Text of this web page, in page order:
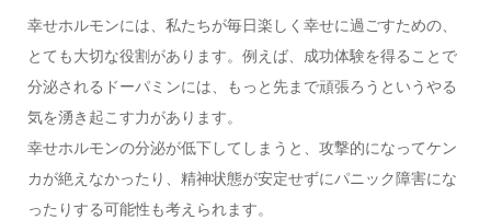
幸せホルモンには、私たちが毎日楽しく幸せに過ごすための、
とても大切な役割があります。例えば、成功体験を得ることで
分泌されるドーパミンには、もっと先まで頑張ろうというやる
気を湧き起こす力があります。
幸せホルモンの分泌が低下してしまうと、攻撃的になってケン
カが絶えなかったり、精神状態が安定せずにパニック障害にな
ったりする可能性も考えられます。